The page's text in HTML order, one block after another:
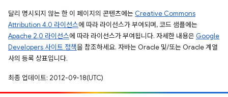
달리 명시되지 않는 한 이 페이지의 콘텐츠에는 Creative Commons
Attribution 4.0 라이선스에 따라 라이선스가 부여되며, 코드 샘플에는
Apache 2.0 라이선스에 따라 라이선스가 부여됩니다. 자세한 내용은 Google
Developers 사이트 정책을 참조하세요. 자바는 Oracle 및/또는 Oracle 계열
사의 등록 상표입니다.
최종 업데이트: 2012-09-18(UTC)